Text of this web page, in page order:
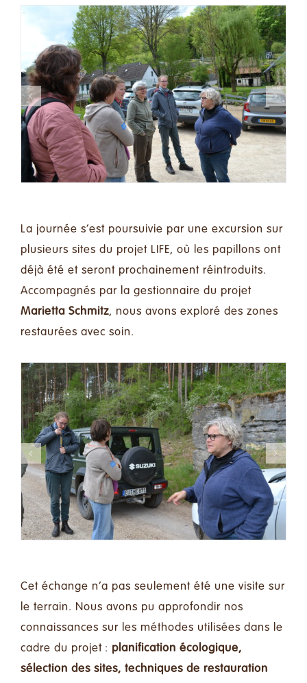
La journée s’est poursuivie par une excursion sur
plusieurs sites du projet LIFE, où les papillons ont
déjà été et seront prochainement réintroduits.
Accompagnés par la gestionnaire du projet
Marietta Schmitz, nous avons exploré des zones
restaurées avec soin.
Cet échange n’a pas seulement été une visite sur
le terrain. Nous avons pu approfondir nos
connaissances sur les méthodes utilisées dans le
cadre du projet : planification écologique,
sélection des sites, techniques de restauration